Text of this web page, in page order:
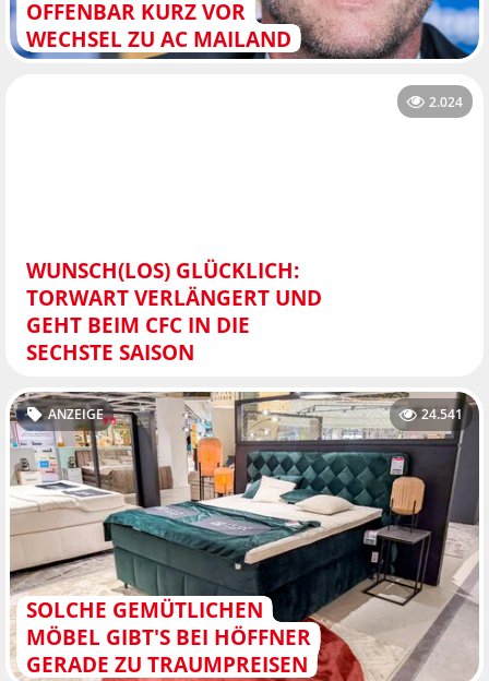
OFFENBAR KURZ VOR
WECHSEL ZU AC MAILAND
WUNSCH(LOS) GLÜCKLICH:
TORWART VERLÄNGERT UND
GEHT BEIM CFC IN DIE
SECHSTE SAISON
2.024
SOLCHE GEMÜTLICHEN
MÖBEL GIBT'S BEI HÖFFNER
GERADE ZU TRAUMPREISEN
ANZEIGE 24.541